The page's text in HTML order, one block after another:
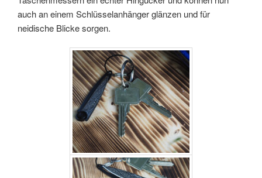
auch an einem Schlüsselanhänger glänzen und für
neidische Blicke sorgen.